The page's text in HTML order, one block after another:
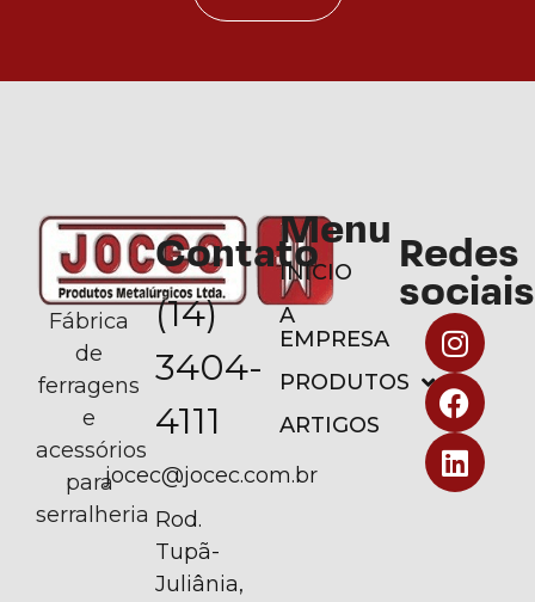
Fábrica
de
ferragens
e
acessórios
para
serralheria
Contato
(14)
3404-
4111
jocec@jocec.com.br
Rod.
Tupã-
Juliânia,
Menu
INÍCIO
A
EMPRESA
PRODUTOS
ARTIGOS
Redes
sociais